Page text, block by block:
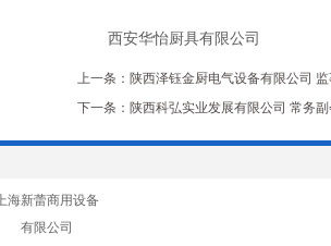
西安华怡厨具有限公司
上一条：陕西泽钰金厨电气设备有限公司
下一条：陕西科弘实业发展有限公司 常务
上海新蕾商用设备
有限公司